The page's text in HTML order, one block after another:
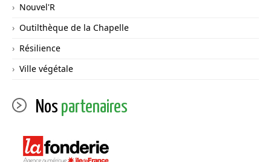
Nouvel'R
Outilthèque de la Chapelle
Résilience
Ville végétale
Nos partenaires